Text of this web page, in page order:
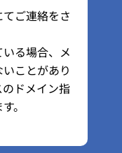
ご連絡をさ
る場合、メ
ことがあり
ドメイン指
。